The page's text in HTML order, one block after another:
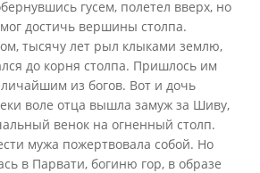
гусем, полетел вверх, но
достичь вершины столпа.
тысячу лет рыл клыками землю,
до корня столпа. Пришлось им
из богов. Вот и дочь
воле отца вышла замуж за Шиву,
венок на огненный столп.
мужа пожертвовала собой. Но
в Парвати, богиню гор, в образе